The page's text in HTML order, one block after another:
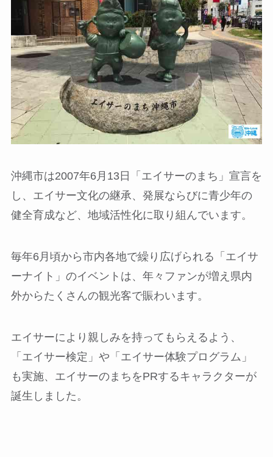
沖縄市は2007年6月13日「エイサーのまち」宣言を
し、エイサー文化の継承、発展ならびに青少年の
健全育成など、地域活性化に取り組んでいます。
毎年6月頃から市内各地で繰り広げられる「エイサ
ーナイト」のイベントは、年々ファンが増え県内
外からたくさんの観光客で賑わいます。
エイサーにより親しみを持ってもらえるよう、
「エイサー検定」や「エイサー体験プログラム」
も実施、エイサーのまちをPRするキャラクターが
誕生しました。